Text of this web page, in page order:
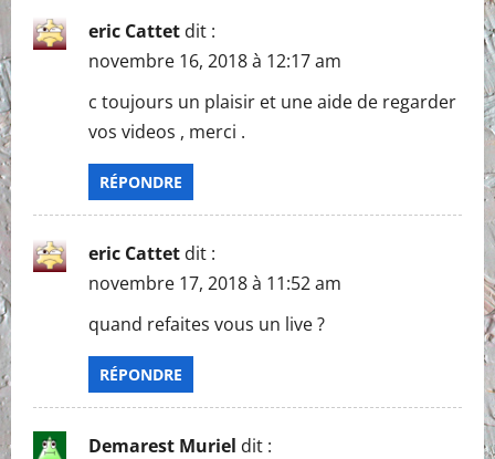
o
n
eric Cattet dit :
novembre 16, 2018 à 12:17 am
c toujours un plaisir et une aide de regarder
vos videos , merci .
RÉPONDRE
eric Cattet dit :
novembre 17, 2018 à 11:52 am
quand refaites vous un live ?
RÉPONDRE
Demarest Muriel dit :